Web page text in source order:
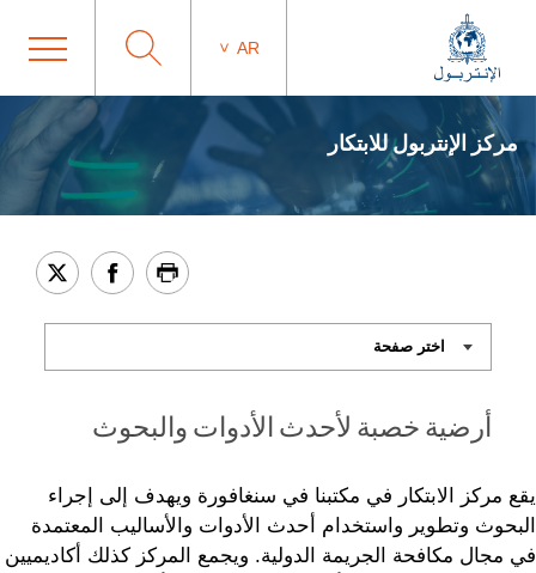
AR
مركز الإنتربول للابتكار
أرضية خصبة لأحدث الأدوات والبحوث
يقع مركز الابتكار في مكتبنا في سنغافورة ويهدف إلى إجراء
البحوث وتطوير واستخدام أحدث الأدوات والأساليب المعتمدة
في مجال مكافحة الجريمة الدولية. ويجمع المركز كذلك أكاديميين